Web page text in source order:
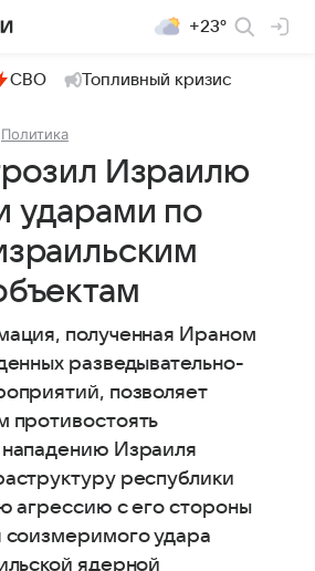
+23°
СВО Топливный кризис
Политика
Израилю
ударами по
полученная Ираном
разведывательно-
позволяет
противостоять
Израиля
республики
агрессию с его стороны
соизмеримого удара
ядерной